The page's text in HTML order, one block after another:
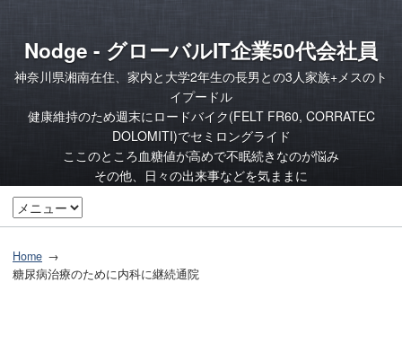
Nodge - グローバルIT企業50代会社員
神奈川県湘南在住、家内と大学2年生の長男との3人家族+メスのト
イプードル
健康維持のため週末にロードバイク(FELT FR60, CORRATEC
DOLOMITI)でセミロングライド
ここのところ血糖値が高めで不眠続きなのが悩み
その他、日々の出来事などを気ままに
Home
糖尿病治療のために内科に継続通院